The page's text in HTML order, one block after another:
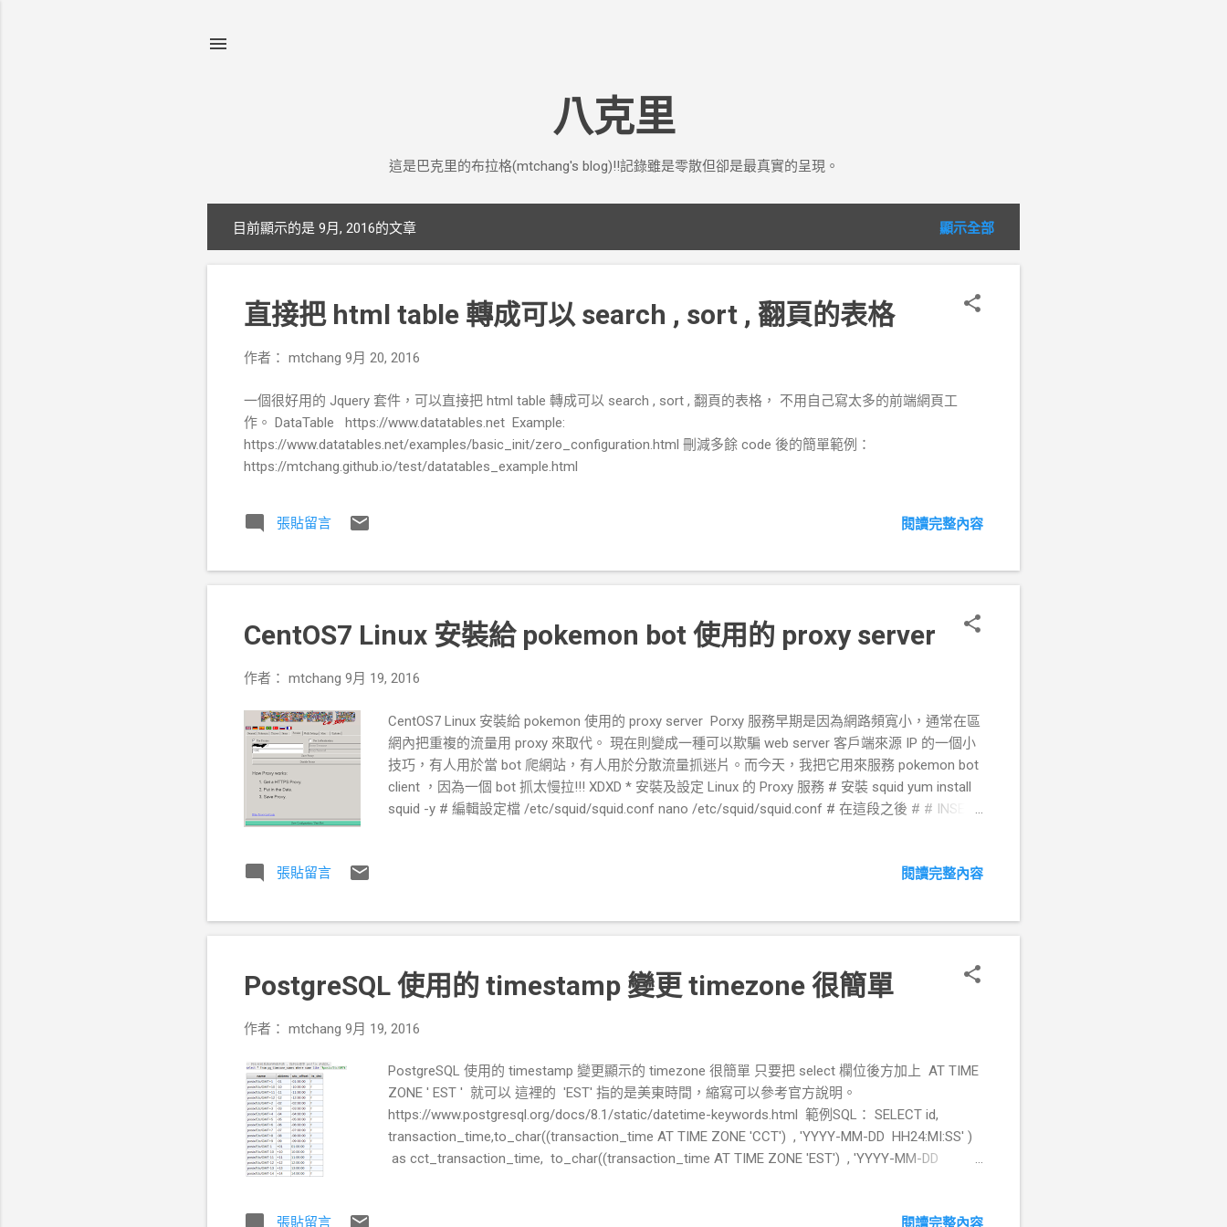
八克里
這是巴克里的布拉格(mtchang's blog)!!記錄雖是零散但卻是最真實的呈現。
表
目前顯示的是 9月, 2016的文章 顯示全部
直接把 html table 轉成可以 search , sort , 翻頁的表格
作者： mtchang 9月 20, 2016
一個很好用的 Jquery 套件，可以直接把 html table 轉成可以 search , sort , 翻頁的表格， 不用自己寫太多的前端網頁工
作。 DataTable https://www.datatables.net Example:
https://www.datatables.net/examples/basic_init/zero_configuration.html 刪減多餘 code 後的簡單範例：
https://mtchang.github.io/test/datatables_example.html
張貼留言 閱讀完整內容
CentOS7 Linux 安裝給 pokemon bot 使用的 proxy server
作者： mtchang 9月 19, 2016
CentOS7 Linux 安裝給 pokemon 使用的 proxy server Porxy 服務早期是因為網路頻寬小，通常在區
網內把重複的流量用 proxy 來取代。 現在則變成一種可以欺騙 web server 客戶端來源 IP 的一個小
技巧，有人用於當 bot 爬網站，有人用於分散流量抓迷片。而今天，我把它用來服務 pokemon bot
client ，因為一個 bot 抓太慢拉!!! XDXD * 安裝及設定 Linux 的 Proxy 服務 # 安裝 squid yum install
squid -y # 編輯設定檔 /etc/squid/squid.conf nano /etc/squid/squid.conf # 在這段之後 # # INSERT
啟動 systemctl restart squid # 開機預設啟動 systemctl enable squid # 確定 port 3128 是否工作
pokemon bot , 這裡是以 Ar1i 開發的 PokemonGo-Bot 來當範例。
https://github.com/Ar1i/PokemonGo-Bot/tree/master/Builds-Only Ar1i 幾乎每天都在發新的版本，
張貼留言 閱讀完整內容
PostgreSQL 使用的 timestamp 變更 timezone 很簡單
作者： mtchang 9月 19, 2016
PostgreSQL 使用的 timestamp 變更顯示的 timezone 很簡單 只要把 select 欄位後方加上 AT TIME
ZONE ' EST ' 就可以 這裡的 'EST' 指的是美東時間，縮寫可以參考官方說明。
https://www.postgresql.org/docs/8.1/static/datetime-keywords.html 範例SQL： SELECT id,
transaction_time,to_char((transaction_time AT TIME ZONE 'CCT') , 'YYYY-MM-DD HH24:MI:SS' )
as cct_transaction_time, to_char((transaction_time AT TIME ZONE 'EST') , 'YYYY-MM-DD
張貼留言 閱讀完整內容